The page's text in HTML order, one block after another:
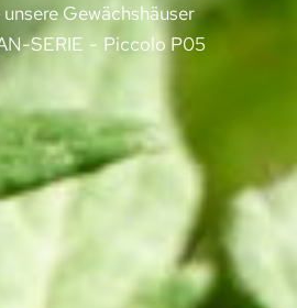
Gewächshäuser
SERIE
Piccolo P05